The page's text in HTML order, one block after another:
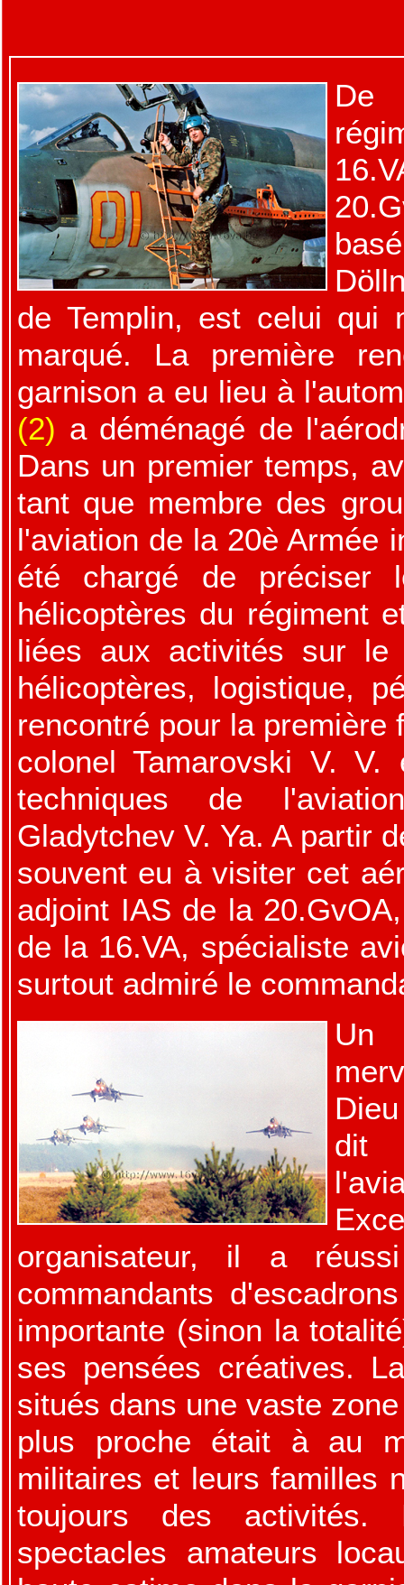
De
de Templin, est celui qui
marqué. La première
garnison a eu lieu à
(2) a déménagé de
Dans un premier temps,
tant que membre des
l'aviation de la 20è Armée
été chargé de préciser
hélicoptères du régiment
liées aux activités sur le
hélicoptères, logistique,
rencontré pour la
colonel Tamarovski V.
techniques de
Gladytchev V. Ya. A partir
souvent eu à visiter cet
adjoint IAS de la
de la 16.VA, spécialiste
surtout admiré le
organisateur, il a
commandants
importante (sinon la
ses pensées créatives.
situés dans une vaste
plus proche était à au
militaires et leurs familles
toujours des activités.
spectacles amateurs